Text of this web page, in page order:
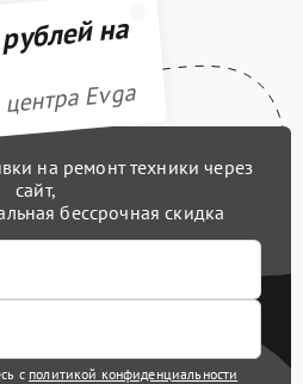
на
Evga
на ремонт техники через
сайт,
бессрочная скидка
с политикой конфиденциальности